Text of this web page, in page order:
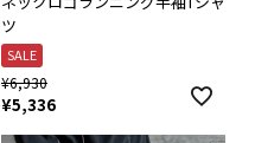
ツ
SALE
¥6,930
¥5,336